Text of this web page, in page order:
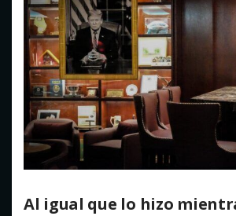
Al igual que lo hizo